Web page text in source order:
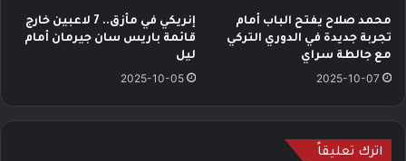
محمد صلاح يفتح الباب أمام
تجربة جديدة في الدوري التركي
مع جالطة سراي
2025-10-07
إنريكي في مأزق.. 7 لاعبين خارج
قائمة باريس سان جيرمان أمام
ليل
2025-10-05
اترك تعليقاً